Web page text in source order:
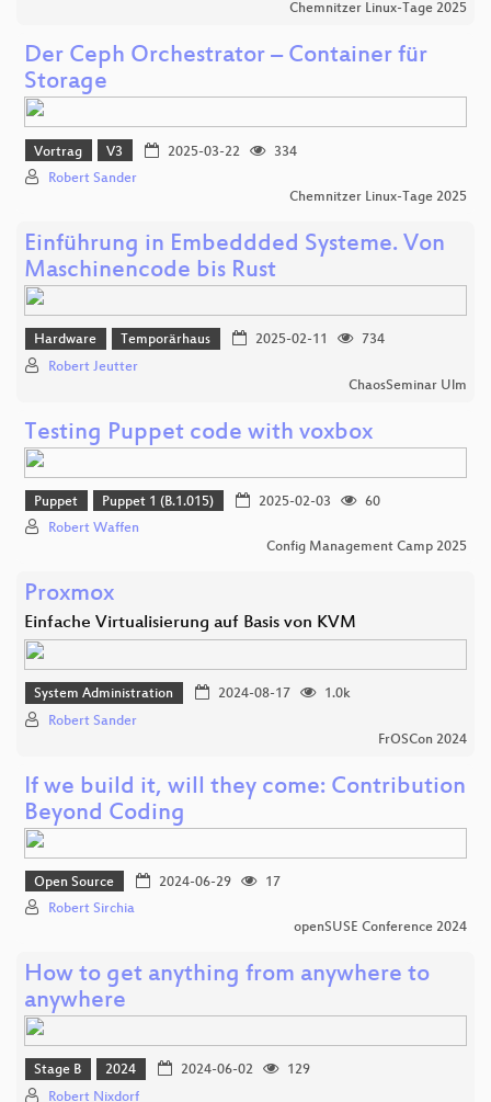
Chemnitzer Linux-Tage 2025
Der Ceph Orchestrator – Container für
Storage
Vortrag V3 2025-03-22
334
Robert Sander
Chemnitzer Linux-Tage 2025
Einführung in Embeddded Systeme. Von
Maschinencode bis Rust
Hardware Temporärhaus 2025-02-11
734
Robert Jeutter
ChaosSeminar Ulm
Testing Puppet code with voxbox
Puppet Puppet 1 (B.1.015) 2025-02-03
60
Robert Waffen
Config Management Camp 2025
Proxmox
Einfache Virtualisierung auf Basis von KVM
System Administration 2024-08-17
1.0k
Robert Sander
FrOSCon 2024
If we build it, will they come: Contribution
Beyond Coding
Open Source 2024-06-29
17
Robert Sirchia
openSUSE Conference 2024
How to get anything from anywhere to
anywhere
Stage B 2024 2024-06-02
129
Robert Nixdorf